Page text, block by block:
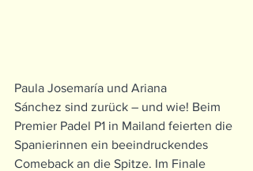
Paula Josemaría und Ariana
Sánchez sind zurück – und wie! Beim
Premier Padel P1 in Mailand feierten die
Spanierinnen ein beeindruckendes
Comeback an die Spitze. Im Finale